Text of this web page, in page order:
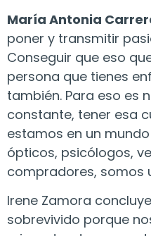
María Antonia
poner y transmitir
Conseguir que eso
persona que tienes
también. Para eso es
constante, tener esa
estamos en un
ópticos, psicólogos,
compradores, somos
Irene Zamora
sobrevivido porque